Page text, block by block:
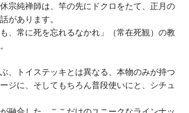
宗純禅師は、竿の先にドクロをたて、正月の
があります。
、常に死を忘れるなかれ」（常在死観）の教
、トイステッキとは異なる、本物のみが持つ
ジに、そしてもちろん普段使いにと、シチュ